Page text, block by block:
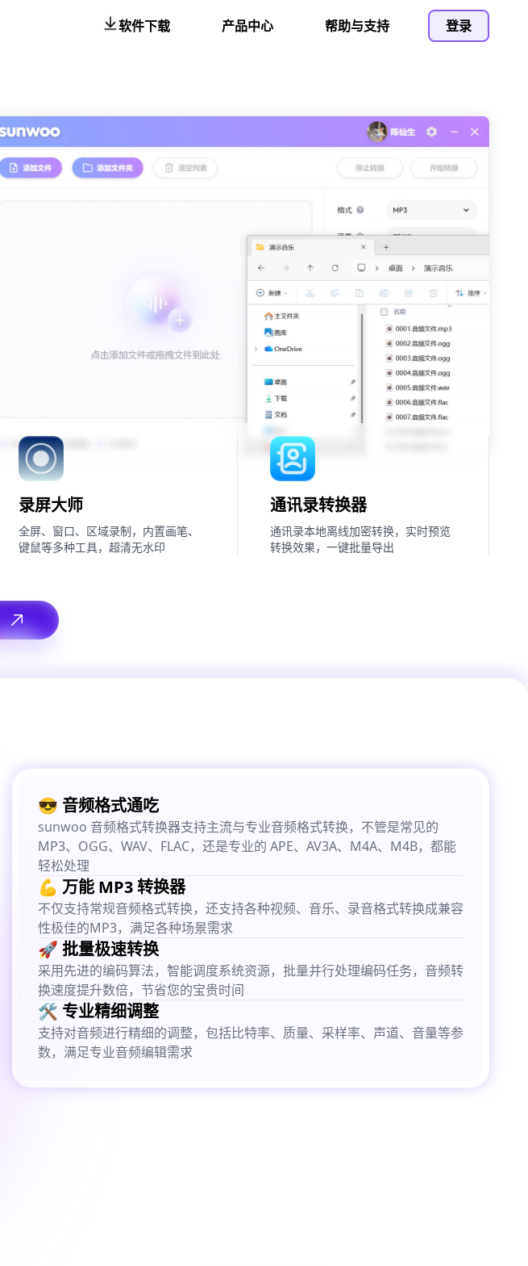
软件下载 产品中心 帮助与支持 登录
录屏大师
全屏、窗口、区域录制，内置画笔、
键鼠等多种工具，超清无水印
通讯录转换器
通讯录本地离线加密转换，实时预览
转换效果，一键批量导出
😎 音频格式通吃
sunwoo 音频格式转换器支持主流与专业音频格式转换，不管是常见的
MP3、OGG、WAV、FLAC，还是专业的 APE、AV3A、M4A、M4B，都能
轻松处理
💪 万能 MP3 转换器
不仅支持常规音频格式转换，还支持各种视频、音乐、录音格式转换成兼容
性极佳的MP3，满足各种场景需求
🚀 批量极速转换
采用先进的编码算法，智能调度系统资源，批量并行处理编码任务，音频转
换速度提升数倍，节省您的宝贵时间
🛠️ 专业精细调整
支持对音频进行精细的调整，包括比特率、质量、采样率、声道、音量等参
数，满足专业音频编辑需求